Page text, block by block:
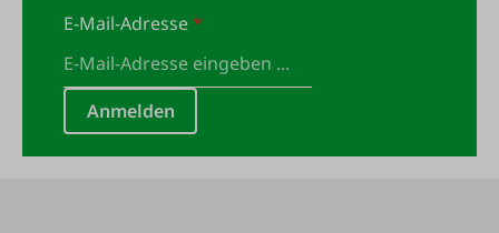
E-Mail-Adresse*
Anmelden